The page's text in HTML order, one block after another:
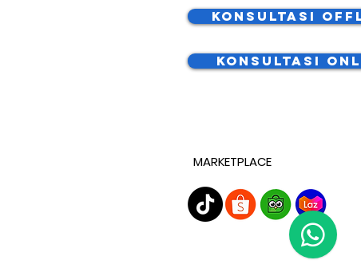
Konsultasi
Konsultasi
MARKETPLACE